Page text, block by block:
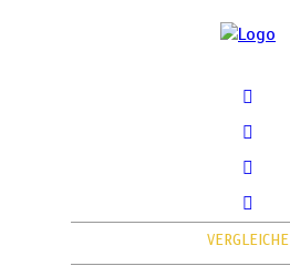
VERGLEICHE